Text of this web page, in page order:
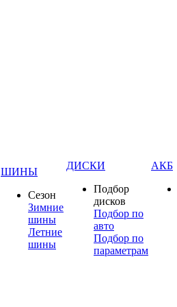
ШИНЫ
Сезон
Зимние
шины
Летние
шины
ДИСКИ
Подбор
дисков
Подбор по
авто
Подбор по
параметрам
АКБ